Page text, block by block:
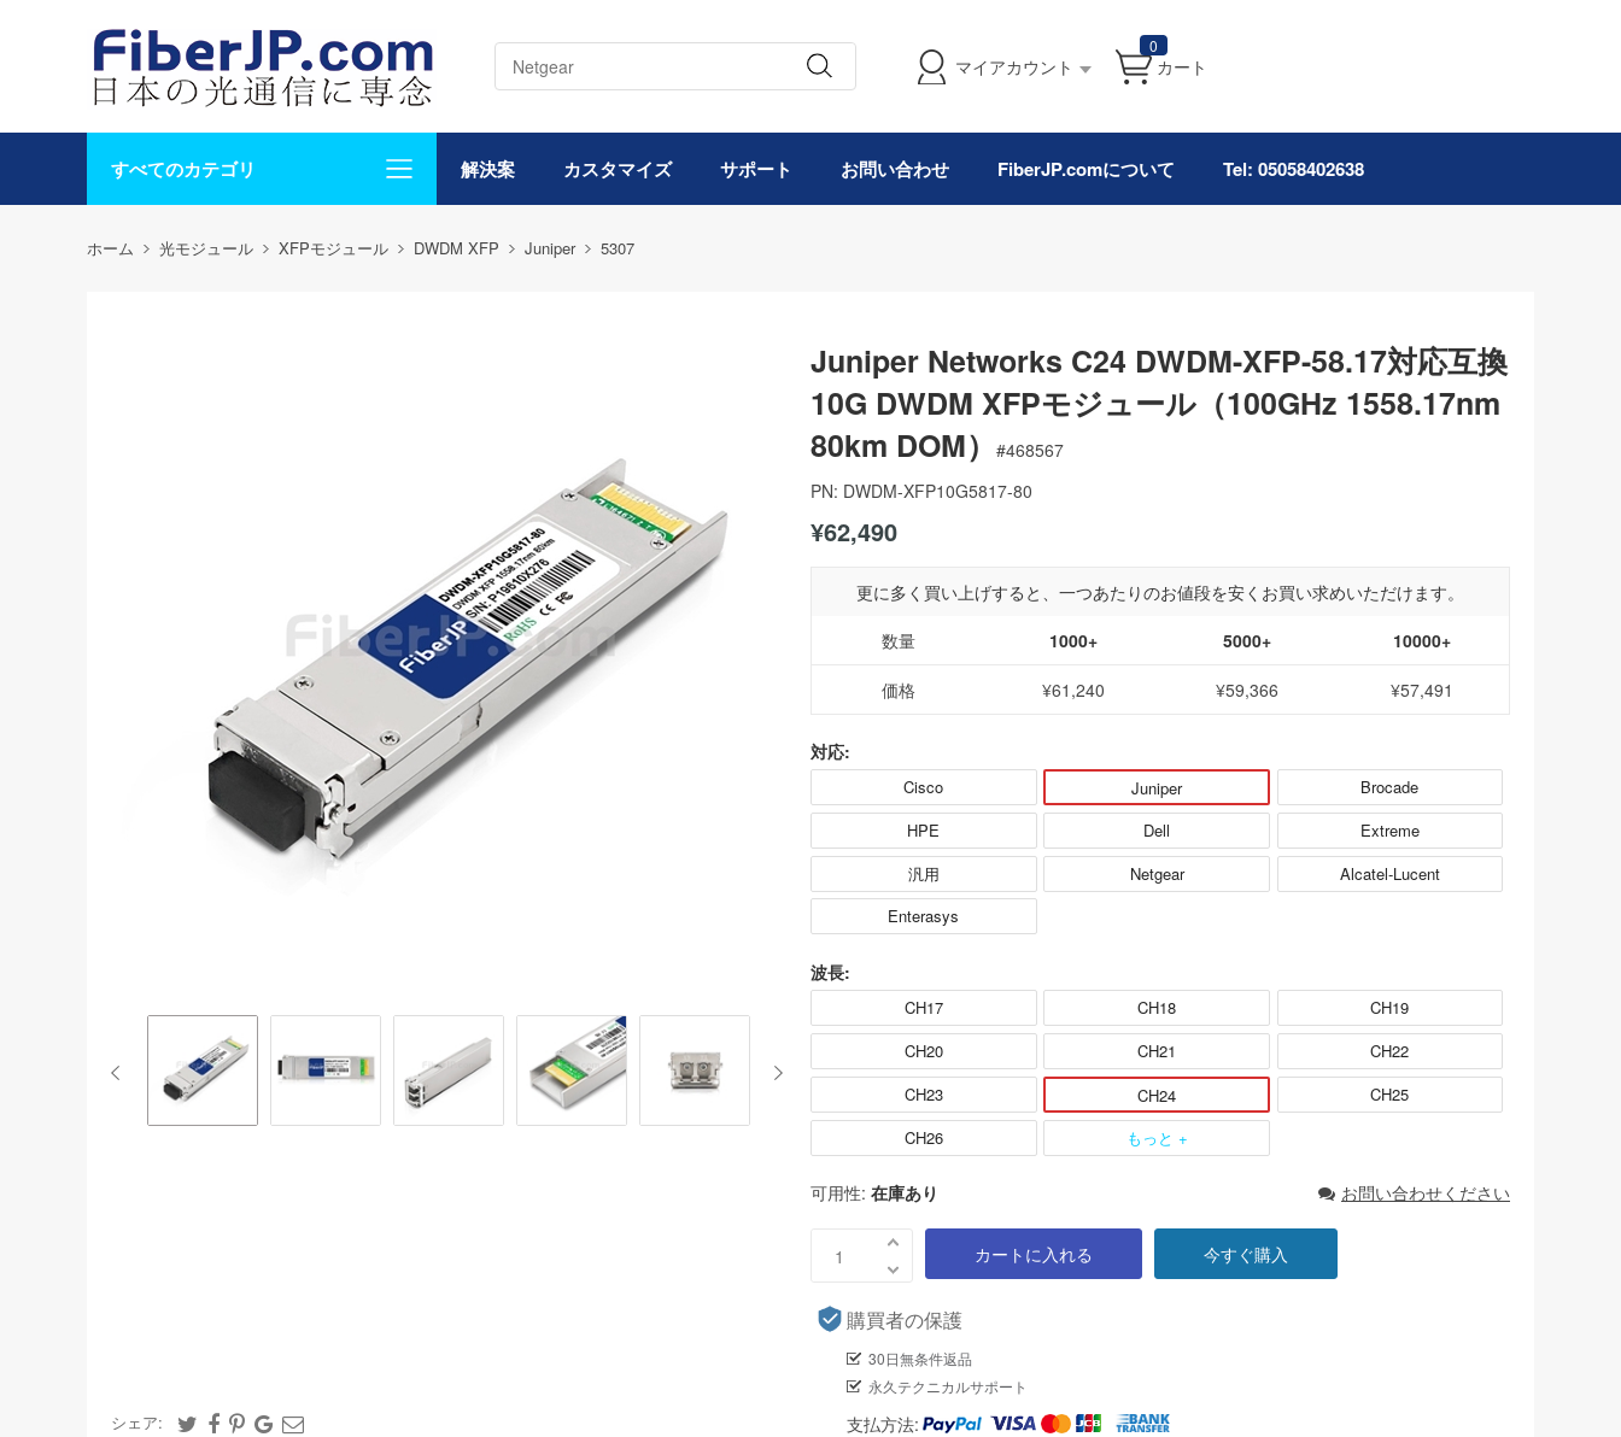
マイアカウント
0
カート
すべてのカテゴリ 解決案 カスタマイズ サポート お問い合わせ FiberJP.comについて Tel: 05058402638
ホーム 光モジュール XFPモジュール DWDM XFP Juniper 5307
シェア:
Juniper Networks C24 DWDM-XFP-58.17対応互換
10G DWDM XFPモジュール（100GHz 1558.17nm
80km DOM）
#468567
PN: DWDM-XFP10G5817-80
¥62,490
更に多く買い上げすると、一つあたりのお値段を安くお買い求めいただけます。
数量
1000+ 5000+ 10000+
価格 ¥61,240 ¥59,366 ¥57,491
対応:
Cisco Juniper
Brocade
HPE
Dell
Extreme
汎用
Netgear
Alcatel-Lucent
Enterasys
波長:
CH17 CH18
CH19
CH20
CH21
CH22
CH23
CH24
CH25
CH26
もっと +
可用性: 在庫あり お問い合わせください
カートに入れる 今すぐ購入
購買者の保護
30日無条件返品
永久テクニカルサポート
支払方法: